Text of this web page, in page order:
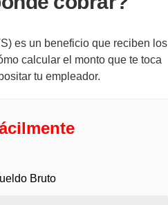
es un beneficio que reciben los
calcular el monto que te toca
tu empleador.
Bruto